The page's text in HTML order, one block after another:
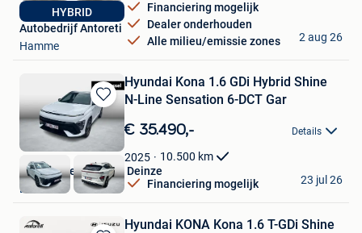
HYBRID
Financiering mogelijk
Dealer onderhouden
Alle milieu/emissie zones
Autobedrijf Antoreti
Hamme
2 aug 26
Bewaren
in
Mijn
Favorieten
Hyundai Kona 1.6 GDi Hybrid Shine
N-Line Sensation 6-DCT Gar
€ 35.490,- Details
2025 10.500 km
Financiering mogelijk
Van Mossel Hyundai Deinze
Deinze
23 jul 26
Hyundai KONA Kona 1.6 T-GDi Shine